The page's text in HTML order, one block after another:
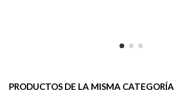
PRODUCTOS DE LA MISMA CATEGORÍA